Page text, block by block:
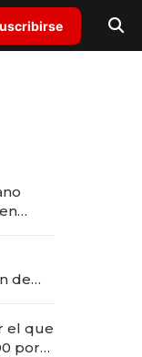
de
el que
por